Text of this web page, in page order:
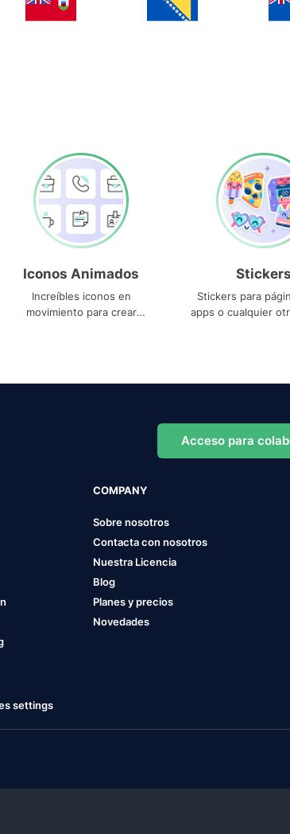
Iconos Animados
Increíbles iconos en
movimiento para crear
Stickers
Stickers para
apps o cualquier
Acceso para
COMPANY
Sobre nosotros
Contacta con nosotros
Nuestra Licencia
Blog
Planes y precios
Novedades
settings